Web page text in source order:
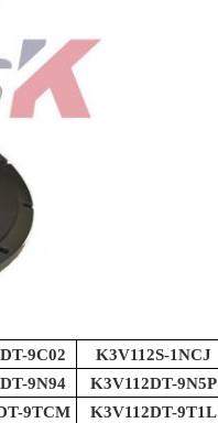
9C02
K3V112S-1NCJ
9N94
K3V112DT-9N5P
9TCM
K3V112DT-9T1L